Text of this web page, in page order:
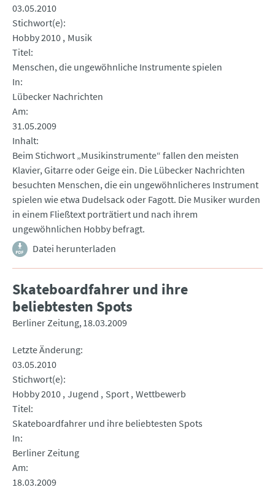
03.05.2010
Stichwort(e)
Hobby 2010 Musik
Titel
Menschen, die ungewöhnliche Instrumente spielen
In
Lübecker Nachrichten
Am
31.05.2009
Inhalt
Beim Stichwort „Musikinstrumente“ fallen den meisten
Klavier, Gitarre oder Geige ein. Die Lübecker Nachrichten
besuchten Menschen, die ein ungewöhnlicheres Instrument
spielen wie etwa Dudelsack oder Fagott. Die Musiker wurden
in einem Fließtext porträtiert und nach ihrem
ungewöhnlichen Hobby befragt.
Datei herunterladen
Skateboardfahrer und ihre
beliebtesten Spots
Berliner Zeitung 18.03.2009
Letzte Änderung
03.05.2010
Stichwort(e)
Hobby 2010 Jugend Sport Wettbewerb
Titel
Skateboardfahrer und ihre beliebtesten Spots
In
Berliner Zeitung
Am
18.03.2009